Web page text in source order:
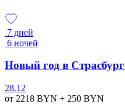
7 дней
6 ночей
Новый год в
28.12
от 2218 BYN + 250 BYN